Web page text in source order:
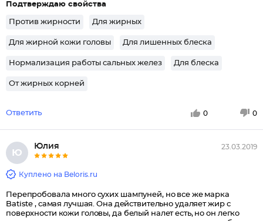
Подтверждаю свойства
Против жирности Для жирных
Для жирной кожи головы Для лишенных блеска
Нормализация работы сальных желез Для блеска
От жирных корней
Ответить 0 0
Ю
Юлия 23.03.2019
Куплено на Beloris.ru
Перепробовала много сухих шампуней, но все же марка
Batiste , самая лучшая. Она действительно удаляет жир с
поверхности кожи головы, да белый налет есть, но он легко